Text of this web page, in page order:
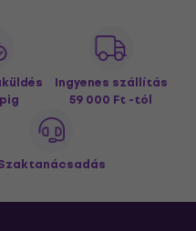
Ingyenes szállítás
59 000 Ft -tól